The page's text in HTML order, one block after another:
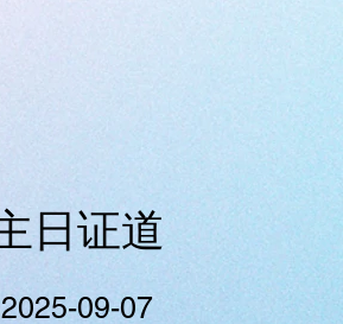
日证道
2025-09-07